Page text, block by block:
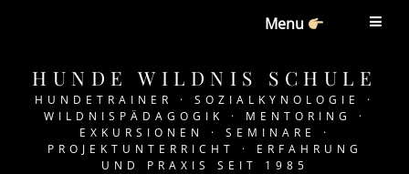
Menu
HUNDE WILDNIS SCHULE
HUNDETRAINER · SOZIALKYNOLOGIE ·
WILDNISPÄDAGOGIK · MENTORING ·
EXKURSIONEN · SEMINARE ·
PROJEKTUNTERRICHT · ERFAHRUNG
UND PRAXIS SEIT 1985